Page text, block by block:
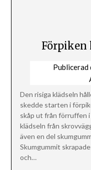
Förpiken
Publicerad
Den risiga klädseln
skedde starten i
skåp ut från förruffen i
klädseln från
även en del
Skumgummit
och…